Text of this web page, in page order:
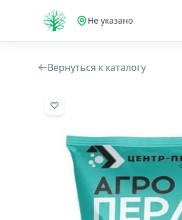
Не указано
Вернуться к каталогу